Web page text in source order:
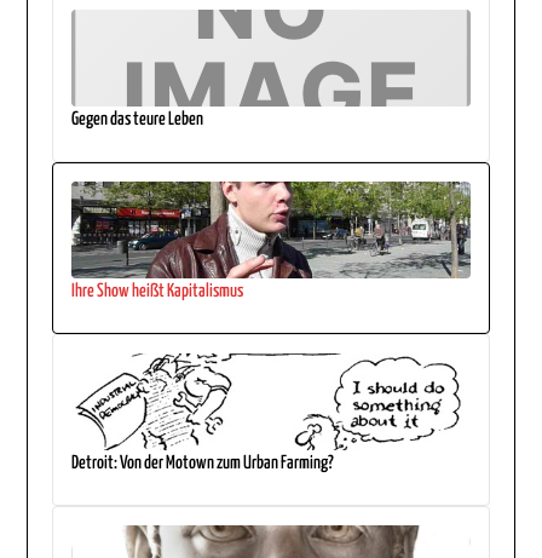
Gegen das teure Leben
Ihre Show heißt Kapitalismus
Detroit: Von der Motown zum Urban Farming?